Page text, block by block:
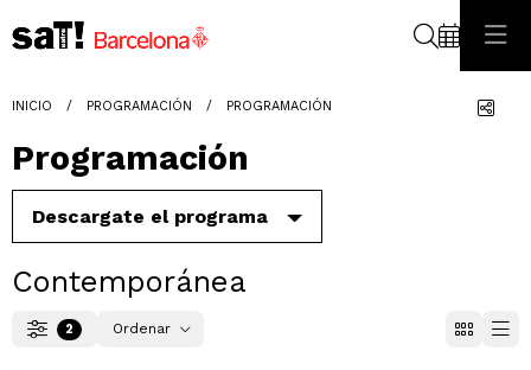
INICIO PROGRAMACIÓN PROGRAMACIÓN
Programación
Descargate el programa
Contemporánea
Filtrar
2 Ordenar